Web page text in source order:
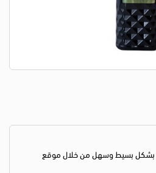
بشكل بسيط وسهل من خلال موقع